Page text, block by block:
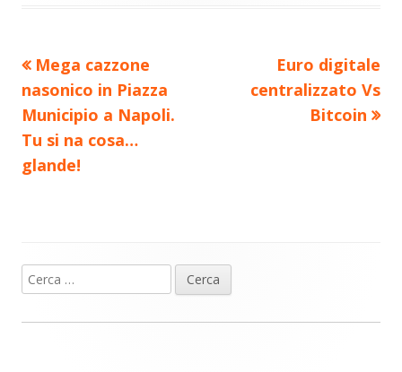
Navigazione
articoli
Precedente
articolo:
Mega cazzone
nasonico in Piazza
Municipio a Napoli.
Tu si na cosa…
glande!
Nuovo
articolo:
Euro digitale
centralizzato Vs
Bitcoin
Barra
laterale
Ricerca
per: